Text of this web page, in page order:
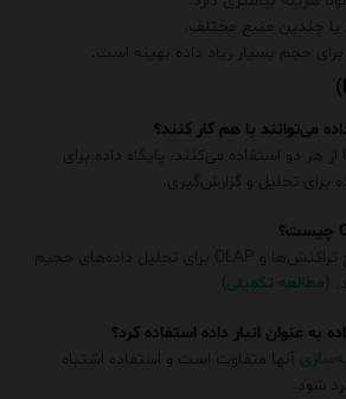
یا چندین منبع مختلف.
برای حجم بسیار زیاد داده بهینه است.
هر دو استفاده می‌کنند. پایگاه داده برای
برای تحلیل و گزارش‌گیری.
OLTP برای پردازش سریع تراکنش‌ها و OLAP برای تحلیل داده‌های حجیم
(مطالعه تکمیلی)
آنها متفاوت است و استفاده اشتباه
شود.